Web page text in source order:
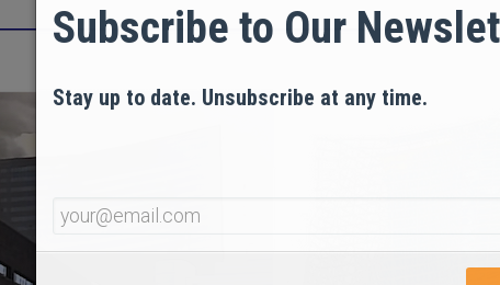
Subscribe to Our
Stay up to date. Unsubscribe at any time.